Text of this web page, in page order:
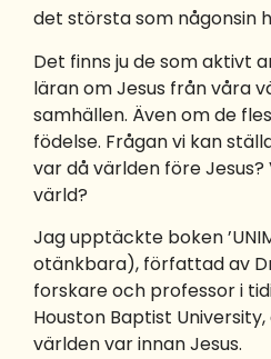
det största som någonsin
Det finns ju de som aktivt
läran om Jesus från våra
samhällen. Även om de
födelse. Frågan vi kan
var då världen före
värld?
Jag upptäckte boken
otänkbara), författad av
forskare och professor i
Houston Baptist
världen var innan Jesus.